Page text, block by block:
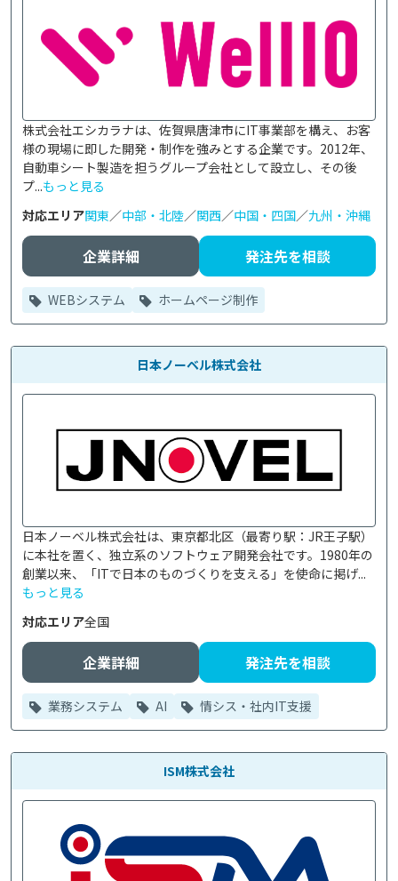
株式会社エシカラナは、佐賀県唐津市にIT事業部を構え、お客
様の現場に即した開発・制作を強みとする企業です。2012年、
自動車シート製造を担うグループ会社として設立し、その後
プ...もっと見る
対応エリア関東／中部・北陸／関西／中国・四国／九州・沖縄
企業詳細 発注先を相談
WEBシステム ホームページ制作
日本ノーベル株式会社
日本ノーベル株式会社は、東京都北区（最寄り駅：JR王子駅）
に本社を置く、独立系のソフトウェア開発会社です。1980年の
創業以来、「ITで日本のものづくりを支える」を使命に掲げ...
もっと見る
対応エリア全国
企業詳細 発注先を相談
業務システム AI 情シス・社内IT支援
ISM株式会社